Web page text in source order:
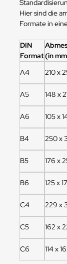
Hier sind die
Formate in
DIN
Format(in
A4 210 x
A5
148 x
A6
105 x
B4
250 x
B5 176 x
B6 125 x
C4 229 x
C5
162 x
C6 114 x